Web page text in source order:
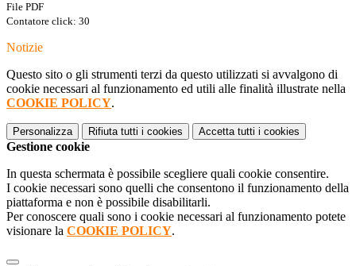
File PDF
Contatore click: 30
Notizie
Questo sito o gli strumenti terzi da questo utilizzati si avvalgono di
cookie necessari al funzionamento ed utili alle finalità illustrate nella
COOKIE POLICY.
Personalizza Rifiuta tutti i cookies Accetta tutti i cookies
Gestione cookie
In questa schermata è possibile scegliere quali cookie consentire.
I cookie necessari sono quelli che consentono il funzionamento della
piattaforma e non è possibile disabilitarli.
Per conoscere quali sono i cookie necessari al funzionamento potete
visionare la COOKIE POLICY.